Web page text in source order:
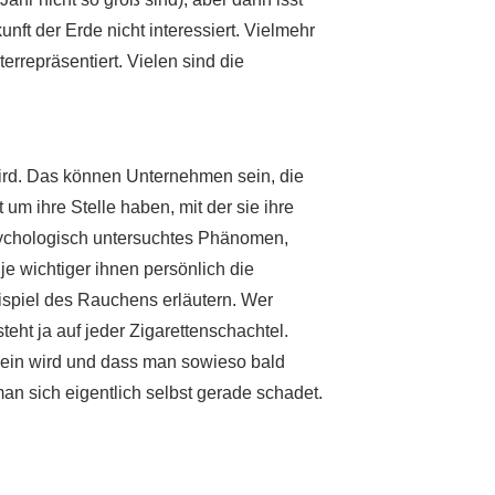
der Erde nicht interessiert. Vielmehr
Vielen sind die
Das können Unternehmen sein, die
ihre Stelle haben, mit der sie ihre
untersuchtes Phänomen,
wichtiger ihnen persönlich die
des Rauchens erläutern. Wer
ja auf jeder Zigarettenschachtel.
wird und dass man sowieso bald
sich eigentlich selbst gerade schadet.